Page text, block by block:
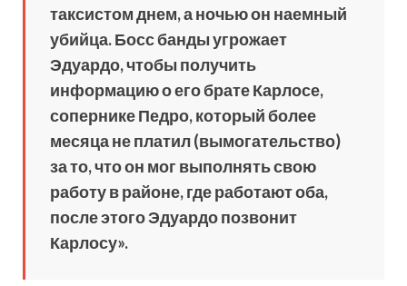
таксистом днем, а ночью он наемный
убийца. Босс банды угрожает
Эдуардо, чтобы получить
информацию о его брате Карлосе,
сопернике Педро, который более
месяца не платил (вымогательство)
за то, что он мог выполнять свою
работу в районе, где работают оба,
после этого Эдуардо позвонит
Карлосу».